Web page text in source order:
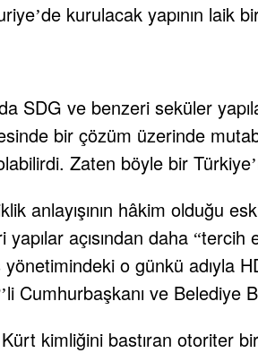
’de kurulacak yapının laik
SDG ve benzeri seküler
bir çözüm üzerinde
Zaten böyle bir Türkiye’
anlayışının hâkim olduğu
açısından daha “tercih
yönetimindeki o günkü adıyla
’li Cumhurbaşkanı ve Belediye
kimliğini bastıran otoriter